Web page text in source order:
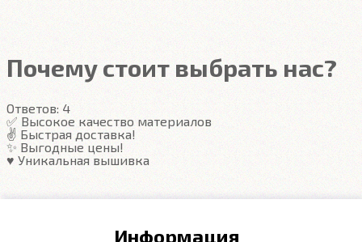
Почему стоит выбрать нас?
Ответов: 4
✅ Высокое качество материалов
✌️ Быстрая доставка!
✨ Выгодные цены!
♥️ Уникальная вышивка
Информация